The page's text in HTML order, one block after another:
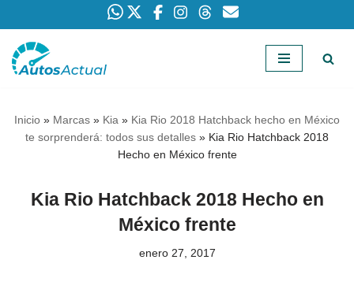
Saltar
Inicio » Marcas » Kia » Kia Rio 2018 Hatchback hecho en México
te sorprenderá: todos sus detalles » Kia Rio Hatchback 2018
Hecho en México frente
Kia Rio Hatchback 2018 Hecho en
México frente
enero 27, 2017